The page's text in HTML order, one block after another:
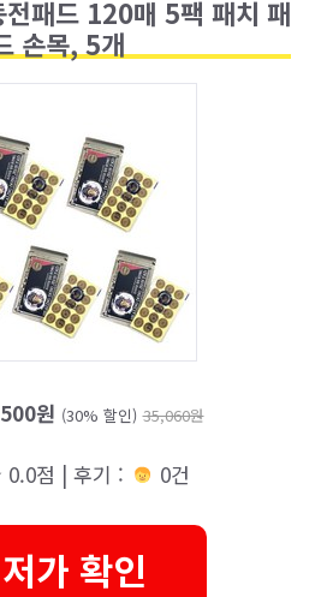
전패드 120매 5팩 패치 패
손목, 5개
원 (30% 할인) 35,060원
점 | 후기 : 0건
가 확인